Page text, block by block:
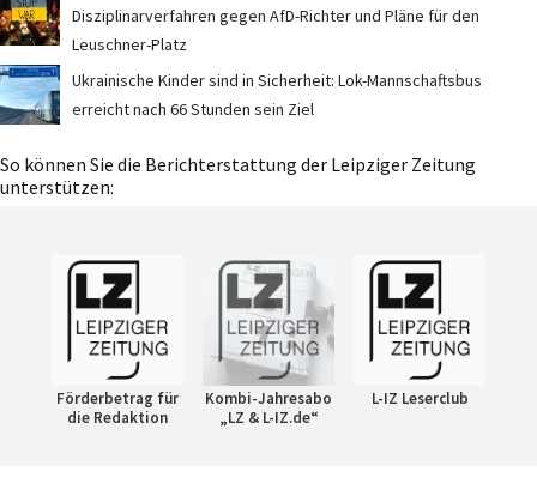
Disziplinarverfahren gegen AfD-Richter und Pläne für den
Leuschner-Platz
Ukrainische Kinder sind in Sicherheit: Lok-Mannschaftsbus
erreicht nach 66 Stunden sein Ziel
So können Sie die Berichterstattung der Leipziger Zeitung
unterstützen:
Förderbetrag für
die Redaktion
Kombi-Jahresabo
„LZ & L-IZ.de“
L-IZ Leserclub